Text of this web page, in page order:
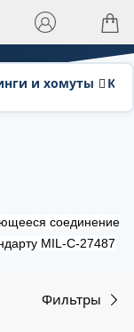
и хомуты
соединение
MIL-C-27487
Фильтры